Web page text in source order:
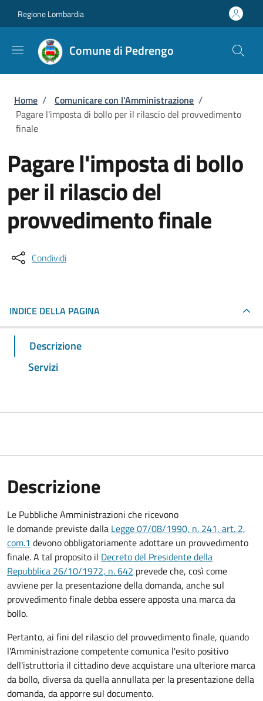
Regione Lombardia
Comune di Pedrengo
Briciole di pane
Home / Comunicare con l'Amministrazione /
Pagare l'imposta di bollo per il rilascio del provvedimento
finale
Pagare l'imposta di bollo
per il rilascio del
provvedimento finale
Condividi
INDICE DELLA PAGINA
Descrizione
Servizi
Descrizione
Le Pubbliche Amministrazioni che ricevono
le domande previste dalla Legge 07/08/1990, n. 241, art. 2,
com.1 devono obbligatoriamente adottare un provvedimento
finale. A tal proposito il Decreto del Presidente della
Repubblica 26/10/1972, n. 642 prevede che, così come
avviene per la presentazione della domanda, anche sul
provvedimento finale debba essere apposta una marca da
bollo.
Pertanto, ai fini del rilascio del provvedimento finale, quando
l'Amministrazione competente comunica l'esito positivo
dell'istruttoria il cittadino deve acquistare una ulteriore marca
da bollo, diversa da quella annullata per la presentazione della
domanda, da apporre sul documento.